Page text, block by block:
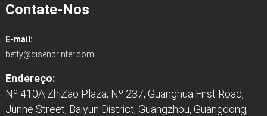
Contate-Nos
E-mail:
betty@disenprinter.com
Endereço:
Nº 410A ZhiZao Plaza, Nº 237, Guanghua First Road,
Junhe Street, Baiyun District, Guangzhou, Guangdong,